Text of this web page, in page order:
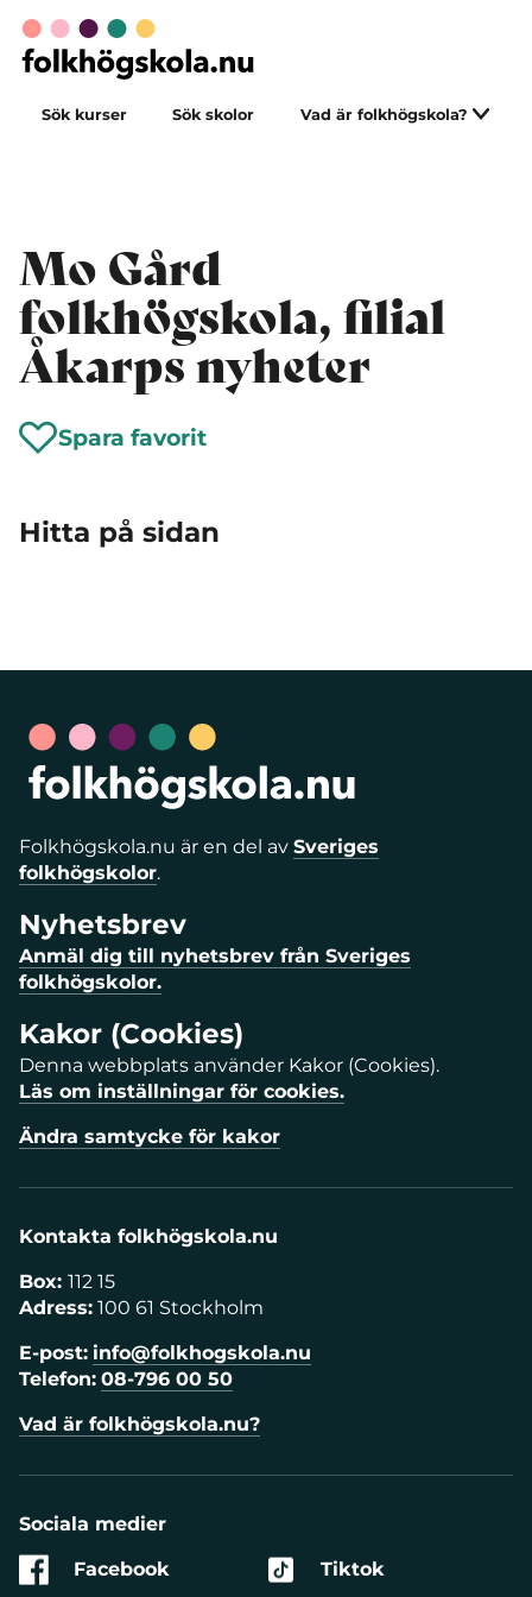
Sök kurser Sök skolor Vad är folkhögskola?
Mo Gård
folkhögskola, filial
Åkarps nyheter
Spara favorit
Hitta på sidan
Folkhögskola.nu är en del av Sveriges
folkhögskolor.
Nyhetsbrev
Anmäl dig till nyhetsbrev från Sveriges
folkhögskolor.
Kakor (Cookies)
Denna webbplats använder Kakor (Cookies).
Läs om inställningar för cookies.
Ändra samtycke för kakor
Kontakta folkhögskola.nu
Box: 112 15
Adress: 100 61 Stockholm
E-post: info@folkhogskola.nu
Telefon: 08-796 00 50
Vad är folkhögskola.nu?
Sociala medier
Facebook
Tiktok